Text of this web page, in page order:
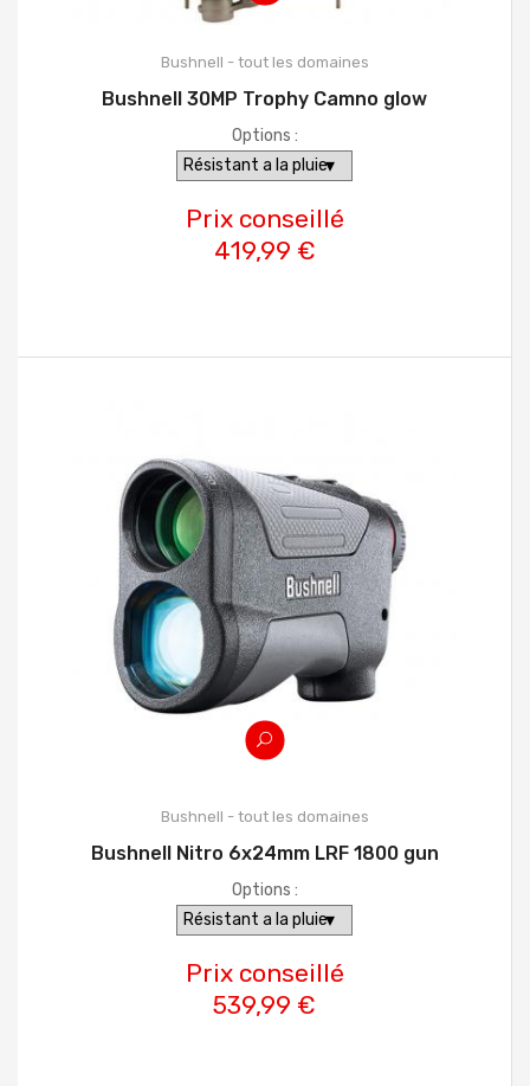
Bushnell - tout les domaines
Bushnell 30MP Trophy Camno glow
Options :
Prix conseillé
419,99 €
Bushnell - tout les domaines
Bushnell Nitro 6x24mm LRF 1800 gun
Options :
Prix conseillé
539,99 €